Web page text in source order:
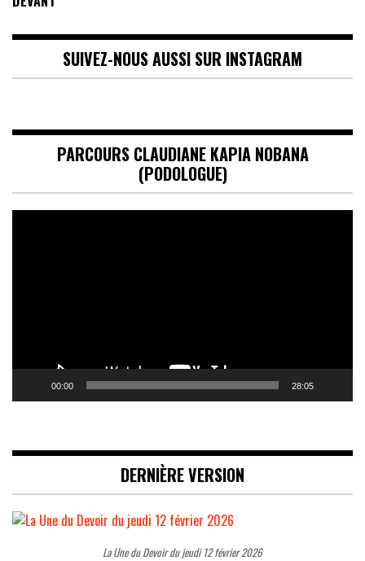
SUIVEZ-NOUS AUSSI SUR INSTAGRAM
PARCOURS CLAUDIANE KAPIA NOBANA
(PODOLOGUE)
00:00 28:05
DERNIÈRE VERSION
La Une du Devoir du jeudi 12 février 2026